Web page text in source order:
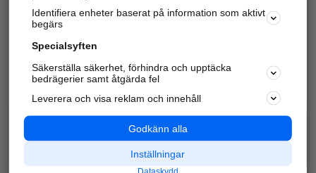
samarbetspartners nära dig.
Alla kategorier
Populära sökningar
API & Kartor
Annonsera
Integritet
Nödnummer
Identifiera enheter baserat på information som aktivt
begärs
Specialsyften
Säkerställa säkerhet, förhindra och upptäcka
bedrägerier samt åtgärda fel
Leverera och visa reklam och innehåll
Godkänn alla
Inställningar
Dataskydd